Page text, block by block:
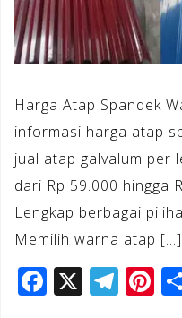
Harga Atap Spandek
informasi harga atap
jual atap galvalum per
dari Rp 59.000 hingga
Lengkap berbagai
Memilih warna atap […]
F X T Pi